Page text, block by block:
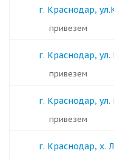
г. Краснодар,
Привезем
г. Краснодар, ул.
Привезем
г. Краснодар,
Привезем
г. Краснодар, х.